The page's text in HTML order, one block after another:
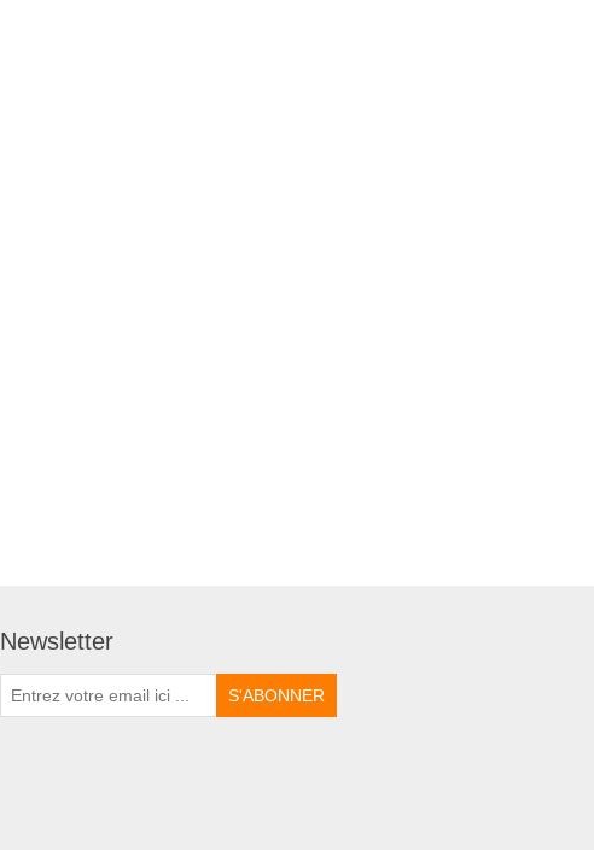
Newsletter